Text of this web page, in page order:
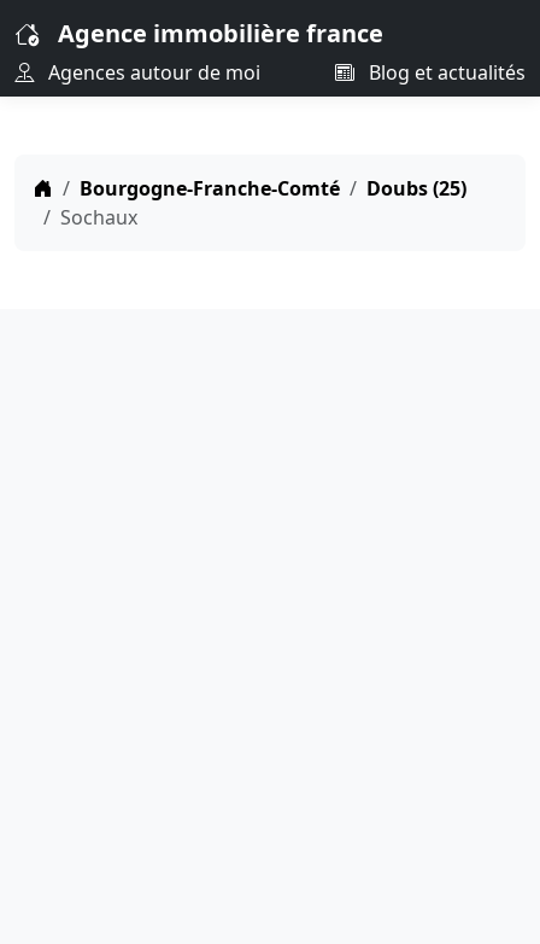
Agence immobilière france
Agences autour de moi Blog et actualités
Bourgogne-Franche-Comté
Doubs (25)
Sochaux